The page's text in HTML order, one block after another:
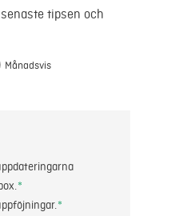
tipsen och
Månadsvis
*
*